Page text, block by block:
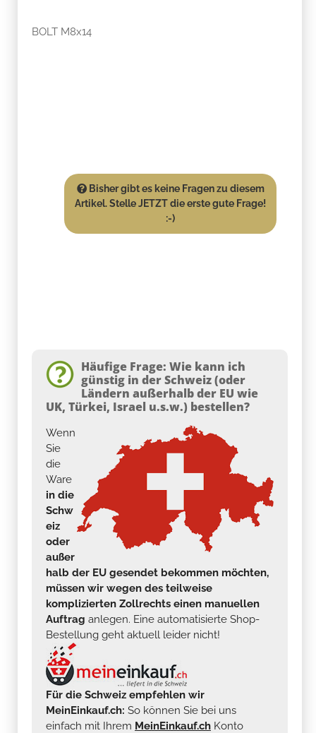
BOLT M8x14
Bisher gibt es keine Fragen zu diesem
Artikel. Stelle JETZT die erste gute Frage!
:-)
Häufige Frage: Wie kann ich
günstig in der Schweiz (oder
Ländern außerhalb der EU wie
UK, Türkei, Israel u.s.w.) bestellen?
Wenn
Sie
die
Ware
in die
Schw
eiz
oder
außer
halb der EU gesendet bekommen möchten,
müssen wir wegen des teilweise
komplizierten Zollrechts einen manuellen
Auftrag anlegen. Eine automatisierte Shop-
Bestellung geht aktuell leider nicht!
Für die Schweiz empfehlen wir
MeinEinkauf.ch: So können Sie bei uns
einfach mit Ihrem MeinEinkauf.ch Konto